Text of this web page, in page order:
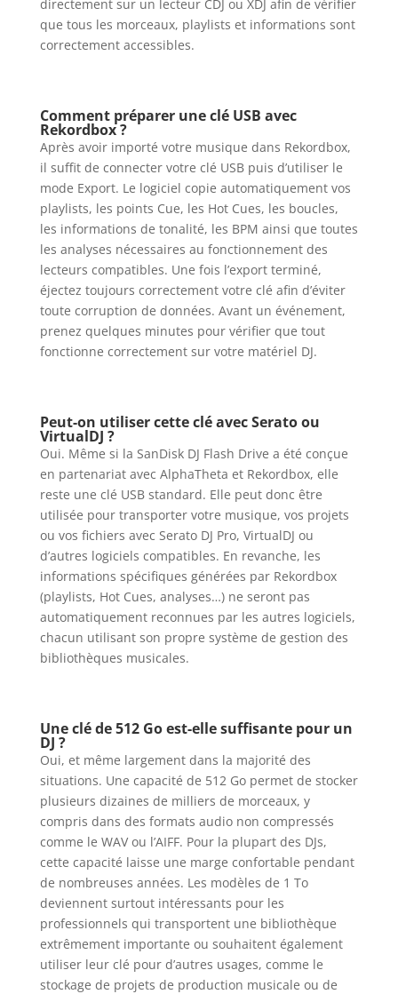
directement sur un lecteur CDJ ou XDJ afin de vérifier
que tous les morceaux, playlists et informations sont
correctement accessibles.
Comment préparer une clé USB avec
Rekordbox ?
Après avoir importé votre musique dans Rekordbox,
il suffit de connecter votre clé USB puis d’utiliser le
mode Export. Le logiciel copie automatiquement vos
playlists, les points Cue, les Hot Cues, les boucles,
les informations de tonalité, les BPM ainsi que toutes
les analyses nécessaires au fonctionnement des
lecteurs compatibles. Une fois l’export terminé,
éjectez toujours correctement votre clé afin d’éviter
toute corruption de données. Avant un événement,
prenez quelques minutes pour vérifier que tout
fonctionne correctement sur votre matériel DJ.
Peut-on utiliser cette clé avec Serato ou
VirtualDJ ?
Oui. Même si la SanDisk DJ Flash Drive a été conçue
en partenariat avec AlphaTheta et Rekordbox, elle
reste une clé USB standard. Elle peut donc être
utilisée pour transporter votre musique, vos projets
ou vos fichiers avec Serato DJ Pro, VirtualDJ ou
d’autres logiciels compatibles. En revanche, les
informations spécifiques générées par Rekordbox
(playlists, Hot Cues, analyses…) ne seront pas
automatiquement reconnues par les autres logiciels,
chacun utilisant son propre système de gestion des
bibliothèques musicales.
Une clé de 512 Go est-elle suffisante pour un
DJ ?
Oui, et même largement dans la majorité des
situations. Une capacité de 512 Go permet de stocker
plusieurs dizaines de milliers de morceaux, y
compris dans des formats audio non compressés
comme le WAV ou l’AIFF. Pour la plupart des DJs,
cette capacité laisse une marge confortable pendant
de nombreuses années. Les modèles de 1 To
deviennent surtout intéressants pour les
professionnels qui transportent une bibliothèque
extrêmement importante ou souhaitent également
utiliser leur clé pour d’autres usages, comme le
stockage de projets de production musicale ou de